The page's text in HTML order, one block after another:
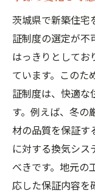
茨城県で新築住宅
証制度の選定が不
はっきりとしてお
ています。このた
証制度は、快適な
す。例えば、冬の
材の品質を保証す
に対する換気シ
べきです。地元の
応した保証内容を